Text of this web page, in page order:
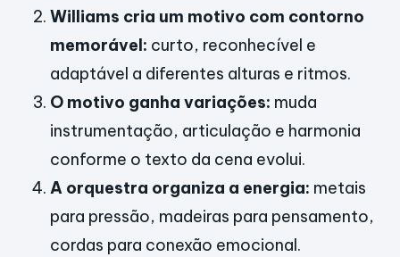
Williams cria um motivo com contorno
memorável: curto, reconhecível e
adaptável a diferentes alturas e ritmos.
O motivo ganha variações: muda
instrumentação, articulação e harmonia
conforme o texto da cena evolui.
A orquestra organiza a energia: metais
para pressão, madeiras para pensamento,
cordas para conexão emocional.